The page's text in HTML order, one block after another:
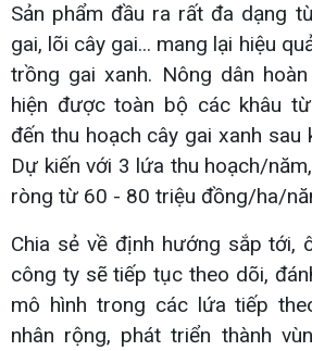
Sản phẩm đầu ra rất đa dạng
gai, lõi cây gai... mang lại hiệu
trồng gai xanh. Nông dân
hiện được toàn bộ các khâu
đến thu hoạch cây gai xanh sau
Dự kiến với 3 lứa thu hoạch/
ròng từ 60 - 80 triệu đồng/ha/
Chia sẻ về định hướng sắp tới,
công ty sẽ tiếp tục theo dõi,
mô hình trong các lứa tiếp
nhân rộng, phát triển thành